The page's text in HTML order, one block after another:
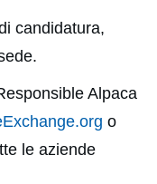
candidatura,
Alpaca
o
le aziende